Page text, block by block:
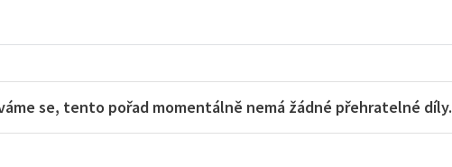
se, tento pořad momentálně nemá žádné přehratelné díly.